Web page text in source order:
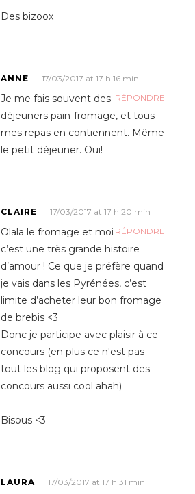
Des bizoox
ANNE
17/03/2017 at 17 h 16 min
RÉPONDRE
Je me fais souvent des
déjeuners pain-fromage, et tous
mes repas en contiennent. Même
le petit déjeuner. Oui!
CLAIRE
17/03/2017 at 17 h 20 min
RÉPONDRE
Olala le fromage et moi
c’est une très grande histoire
d’amour ! Ce que je préfère quand
je vais dans les Pyrénées, c’est
limite d’acheter leur bon fromage
de brebis <3
Donc je participe avec plaisir à ce
concours (en plus ce n'est pas
tout les blog qui proposent des
concours aussi cool ahah)
Bisous <3
LAURA 17/03/2017 at 17 h 31 min